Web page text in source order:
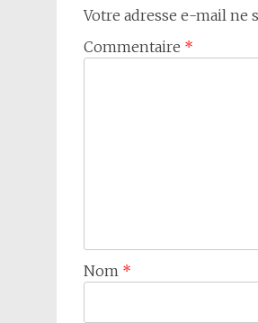
Votre adresse e-mail ne
Commentaire *
Nom *